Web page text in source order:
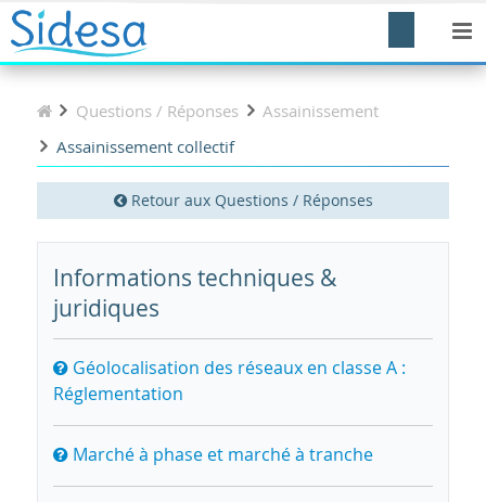
Questions / Réponses
Assainissement
Assainissement collectif
Retour aux Questions / Réponses
Informations techniques &
juridiques
Géolocalisation des réseaux en classe A :
Réglementation
Marché à phase et marché à tranche